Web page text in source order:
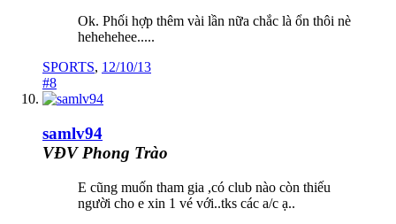
Ok. Phối hợp thêm vài lần nữa chắc là ổn thôi nè
hehehehee.....
SPORTS, 12/10/13
#8
samlv94
VĐV Phong Trào
E cũng muốn tham gia ,có club nào còn thiếu
người cho e xin 1 vé với..tks các a/c ạ..